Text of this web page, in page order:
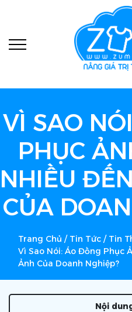
VÌ SAO
PHỤC
NHIỀU
CỦA
Trang Chủ / Tin Tức / Tin
Vì Sao Nói: Áo Đồng Phục
Ảnh Của Doanh Nghiệp?
Nội